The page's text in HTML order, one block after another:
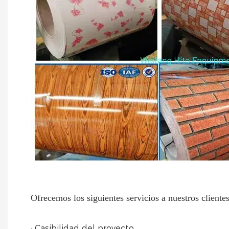
Ofrecemos los siguientes servicios a nuestros